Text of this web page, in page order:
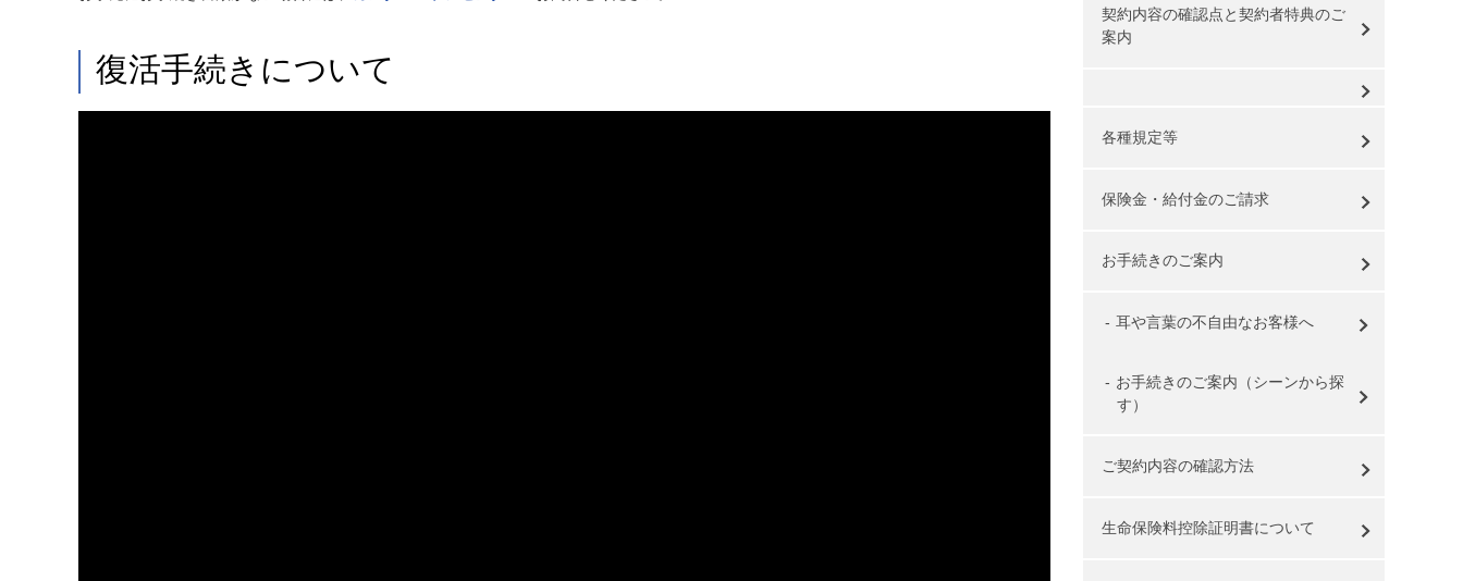
復活手続きについて
契約内容の確認点と契約者特典のご
案内
各種規定等
保険金・給付金のご請求
お手続きのご案内
耳や言葉の不自由なお客様へ
お手続きのご案内（シーンから探
す）
ご契約内容の確認方法
生命保険料控除証明書について